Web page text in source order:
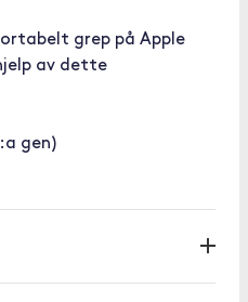
grep på Apple
av dette
gen)